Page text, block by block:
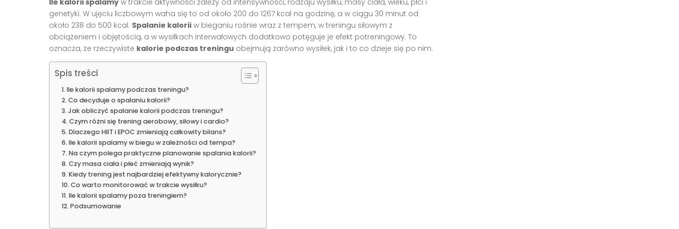
Ile kalorii spalamy w trakcie aktywności zależy od intensywności, rodzaju wysiłku, masy ciała, wieku, płci i
genetyki. W ujęciu liczbowym waha się to od około 200 do 1267 kcal na godzinę, a w ciągu 30 minut od
około 238 do 500 kcal. Spalanie kalorii w bieganiu rośnie wraz z tempem, w treningu siłowym z
obciążeniem i objętością, a w wysiłkach interwałowych dodatkowo potęguje je efekt potreningowy. To
oznacza, że rzeczywiste kalorie podczas treningu obejmują zarówno wysiłek, jak i to co dzieje się po nim.
Spis treści
Ile kalorii spalamy podczas treningu?
Co decyduje o spalaniu kalorii?
Jak obliczyć spalanie kalorii podczas treningu?
Czym różni się trening aerobowy, siłowy i cardio?
Dlaczego HIIT i EPOC zmieniają całkowity bilans?
Ile kalorii spalamy w biegu w zależności od tempa?
Na czym polega praktyczne planowanie spalania kalorii?
Czy masa ciała i płeć zmieniają wynik?
Kiedy trening jest najbardziej efektywny kalorycznie?
Co warto monitorować w trakcie wysiłku?
Ile kalorii spalamy poza treningiem?
Podsumowanie